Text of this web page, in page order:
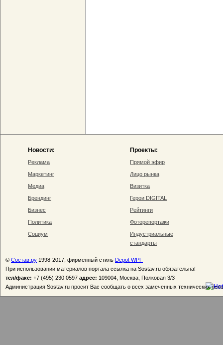
Новости:
Реклама
Маркетинг
Медиа
Брендинг
Бизнес
Политика
Социум
Проекты:
Прямой эфир
Лицо рынка
Визитка
Герои DIGITAL
Рейтинги
Фоторепортажи
Индустриальные
стандарты
© Состав.ру 1998-2017, фирменный стиль Depot WPF
При использовании материалов портала ссылка на Sostav.ru обязательна!
тел/факс: +7 (495) 230 0597 адрес: 109004, Москва, Полковая 3/3
Администрация Sostav.ru просит Вас сообщать о всех замеченных технических